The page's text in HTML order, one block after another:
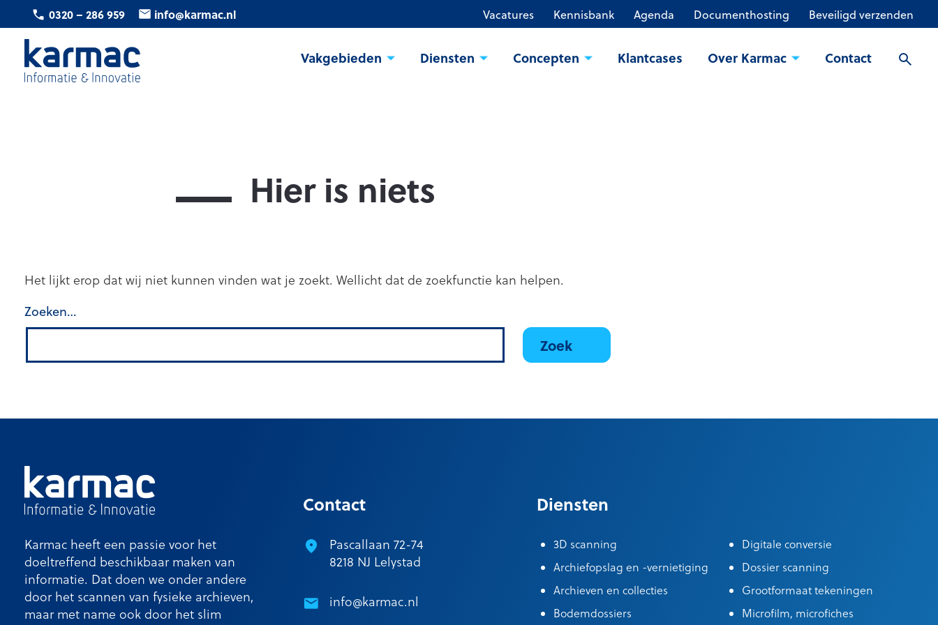
naar
inhoud
0320 – 286 959 info@karmac.nl Vacatures Kennisbank Agenda Documenthosting Beveiligd verzenden
Vakgebieden Diensten Concepten Klantcases Over Karmac Contact
Hier is niets
Het lijkt erop dat wij niet kunnen vinden wat je zoekt. Wellicht dat de zoekfunctie kan helpen.
Zoeken…
Karmac heeft een passie voor het
doeltreffend beschikbaar maken van
informatie. Dat doen we onder andere
door het scannen van fysieke archieven,
maar met name ook door het slim
Contact
Pascallaan 72-74
8218 NJ Lelystad
info@karmac.nl
Diensten
3D scanning
Archiefopslag en -vernietiging
Archieven en collecties
Bodemdossiers
Digitale conversie
Dossier scanning
Grootformaat tekeningen
Microfilm, microfiches